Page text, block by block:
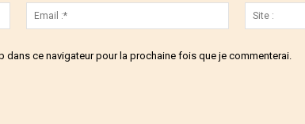
:*
Email
:*
dans ce navigateur pour la prochaine fois que je commenterai.